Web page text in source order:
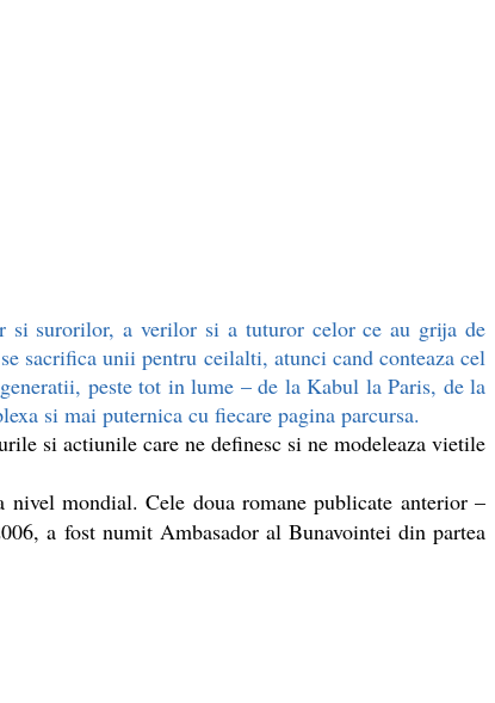
surorilor, a verilor si a tuturor celor ce au grija de
sacrifica unii pentru ceilalti, atunci cand conteaza cel
peste tot in lume – de la Kabul la Paris, de la
si mai puternica cu fiecare pagina parcursa.
si actiunile care ne definesc si ne modeleaza vietile
mondial. Cele doua romane publicate anterior –
a fost numit Ambasador al Bunavointei din partea